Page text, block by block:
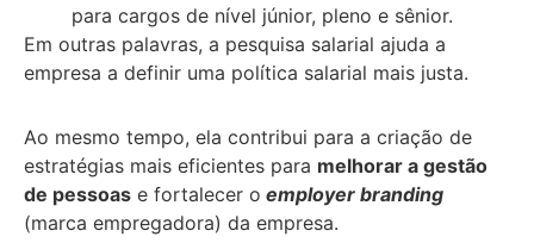
para cargos de nível júnior, pleno e sênior.
Em outras palavras, a pesquisa salarial ajuda a
empresa a definir uma política salarial mais justa.
Ao mesmo tempo, ela contribui para a criação de
estratégias mais eficientes para melhorar a gestão
de pessoas e fortalecer o employer branding
(marca empregadora) da empresa.